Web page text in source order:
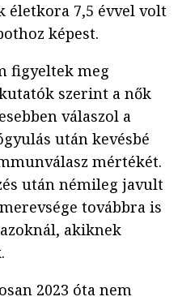
életkora 7,5 évvel volt
képest.
figyeltek meg
szerint a nők
válaszol a
után kevésbé
mértékét.
után némileg javult
továbbra is
akiknek
2023 óta nem